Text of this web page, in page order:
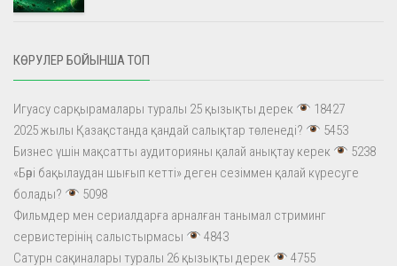
КӨРУЛЕР БОЙЫНША ТОП
Игуасу сарқырамалары туралы 25 қызықты дерек
18427
2025 жылы Қазақстанда қандай салықтар төленеді?
5453
Бизнес үшін мақсатты аудиторияны қалай анықтау керек
5238
«Бәрі бақылаудан шығып кетті» деген сезіммен қалай күресуге
болады?
5098
Фильмдер мен сериалдарға арналған танымал стриминг
сервистерінің салыстырмасы
4843
Сатурн сақиналары туралы 26 қызықты дерек
4755